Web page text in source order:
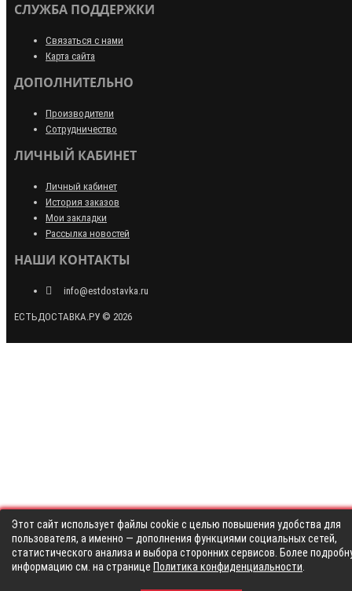
СЛУЖБА ПОДДЕРЖКИ
Связаться с нами
Карта сайта
ДОПОЛНИТЕЛЬНО
Производители
Сотрудничество
ЛИЧНЫЙ КАБИНЕТ
Личный кабинет
История заказов
Мои закладки
Рассылка новостей
НАШИ КОНТАКТЫ
info@estdostavka.ru
ЕСТЬДОСТАВКА.РУ © 2026
Этот сайт использует файлы cookie с целью повышения удобства для
пользователя, а именно — дополнения функциями социальных сетей,
статистического анализа и выбора сторонних сервисов. Более
информацию см. на странице Политика конфиденциальности